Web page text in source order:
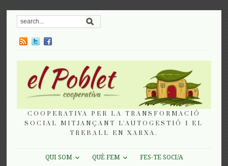
COOPERATIVA PER LA TRANSFORMACIÓ
SOCIAL MITJANÇANT L'AUTOGESTIÓ I EL
TREBALL EN XARXA.
QUI SOM QUÈ FEM
FES-TE SOCI/A